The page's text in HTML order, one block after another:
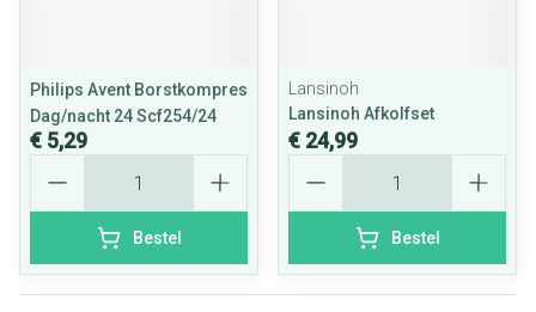
Philips Avent Borstkompres
Dag/nacht 24 Scf254/24
€ 5,29
Bestel
Lansinoh
Lansinoh Afkolfset
€ 24,99
Bestel